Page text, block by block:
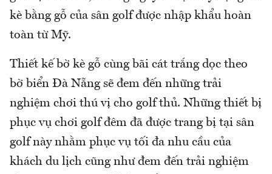
kè bằng gỗ của sân golf được nhập khẩu hoàn
toàn từ Mỹ.
Thiết kế bờ kè gỗ cùng bãi cát trắng dọc theo
bờ biển Đà Nẵng sẽ đem đến những trải
nghiệm chơi thú vị cho golf thủ. Những thiết bị
phục vụ chơi golf đêm đã được trang bị tại sân
golf này nhằm phục vụ tối đa nhu cầu của
khách du lịch cũng như đem đến trải nghiệm